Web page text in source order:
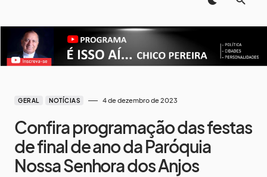
GERAL NOTÍCIAS 4 de dezembro de 2023
Confira programação das festas
de final de ano da Paróquia
Nossa Senhora dos Anjos